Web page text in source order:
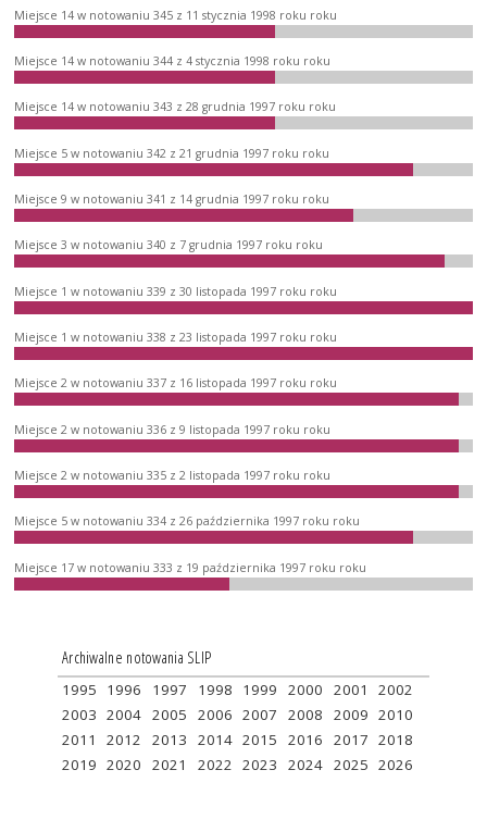
Miejsce 14 w notowaniu 345 z 11 stycznia 1998 roku roku
Miejsce 14 w notowaniu 344 z 4 stycznia 1998 roku roku
Miejsce 14 w notowaniu 343 z 28 grudnia 1997 roku roku
Miejsce 5 w notowaniu 342 z 21 grudnia 1997 roku roku
Miejsce 9 w notowaniu 341 z 14 grudnia 1997 roku roku
Miejsce 3 w notowaniu 340 z 7 grudnia 1997 roku roku
Miejsce 1 w notowaniu 339 z 30 listopada 1997 roku roku
Miejsce 1 w notowaniu 338 z 23 listopada 1997 roku roku
Miejsce 2 w notowaniu 337 z 16 listopada 1997 roku roku
Miejsce 2 w notowaniu 336 z 9 listopada 1997 roku roku
Miejsce 2 w notowaniu 335 z 2 listopada 1997 roku roku
Miejsce 5 w notowaniu 334 z 26 października 1997 roku roku
Miejsce 17 w notowaniu 333 z 19 października 1997 roku roku
Archiwalne notowania SLIP
1995 1996 1997 1998 1999 2000 2001
2002
2003 2004 2005 2006 2007 2008 2009 2010
2011
2012 2013 2014 2015 2016 2017 2018
2019 2020 2021 2022 2023 2024 2025 2026